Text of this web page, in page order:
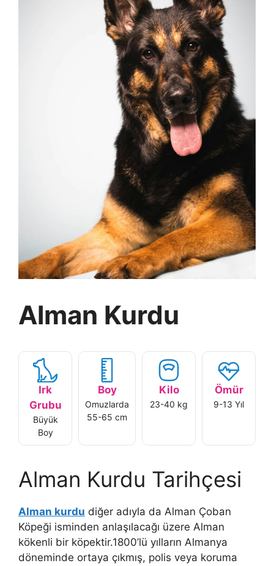
Alman Kurdu
Irk
Grubu
Büyük
Boy
Boy
Omuzlarda
55-65 cm
Kilo
23-40 kg
Ömür
9-13 Yıl
Alman Kurdu Tarihçesi
Alman kurdu diğer adıyla da Alman Çoban
Köpeği isminden anlaşılacağı üzere Alman
kökenli bir köpektir.1800’lü yılların Almanya
döneminde ortaya çıkmış, polis veya koruma